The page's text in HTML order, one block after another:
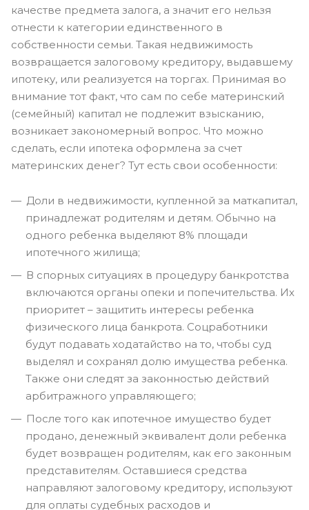
качестве предмета залога, а значит его нельзя
отнести к категории единственного в
собственности семьи. Такая недвижимость
возвращается залоговому кредитору, выдавшему
ипотеку, или реализуется на торгах. Принимая во
внимание тот факт, что сам по себе материнский
(семейный) капитал не подлежит взысканию,
возникает закономерный вопрос. Что можно
сделать, если ипотека оформлена за счет
материнских денег? Тут есть свои особенности:
Доли в недвижимости, купленной за маткапитал,
принадлежат родителям и детям. Обычно на
одного ребенка выделяют 8% площади
ипотечного жилища;
В спорных ситуациях в процедуру банкротства
включаются органы опеки и попечительства. Их
приоритет – защитить интересы ребенка
физического лица банкрота. Соцработники
будут подавать ходатайство на то, чтобы суд
выделял и сохранял долю имущества ребенка.
Также они следят за законностью действий
арбитражного управляющего;
После того как ипотечное имущество будет
продано, денежный эквивалент доли ребенка
будет возвращен родителям, как его законным
представителям. Оставшиеся средства
направляют залоговому кредитору, используют
для оплаты судебных расходов и